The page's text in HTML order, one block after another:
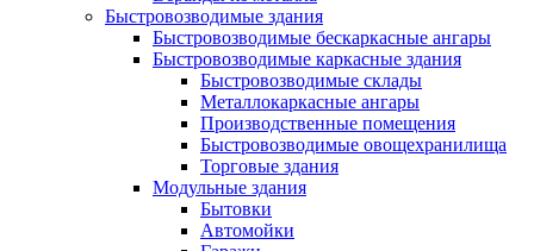
Быстровозводимые здания
Быстровозводимые бескаркасные ангары
Быстровозводимые каркасные здания
Быстровозводимые склады
Металлокаркасные ангары
Производственные помещения
Быстровозводимые овощехранилища
Торговые здания
Модульные здания
Бытовки
Автомойки